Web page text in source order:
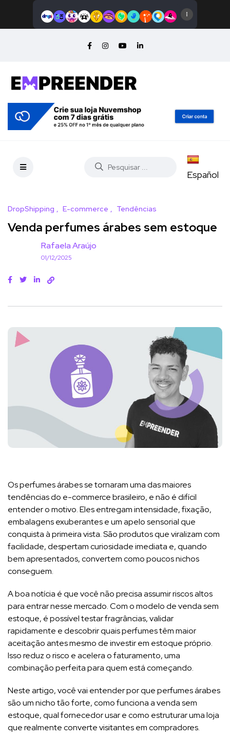
Español
DropShipping E-commerce Tendências
Venda perfumes árabes sem estoque
Rafaela Araújo
01/12/2025
Os perfumes árabes se tornaram uma das maiores
tendências do e-commerce brasileiro, e não é difícil
entender o motivo. Eles entregam intensidade, fixação,
embalagens exuberantes e um apelo sensorial que
conquista à primeira vista. São produtos que viralizam com
facilidade, despertam curiosidade imediata e, quando
bem apresentados, convertem como poucos nichos
conseguem.
A boa notícia é que você não precisa assumir riscos altos
para entrar nesse mercado. Com o modelo de venda sem
estoque, é possível testar fragrâncias, validar
rapidamente e descobrir quais perfumes têm maior
aceitação antes mesmo de investir em estoque próprio.
Isso reduz o risco e acelera o faturamento, uma
combinação perfeita para quem está começando.
Neste artigo, você vai entender por que perfumes árabes
são um nicho tão forte, como funciona a venda sem
estoque, qual fornecedor usar e como estruturar uma loja
que realmente converte visitantes em compradores.